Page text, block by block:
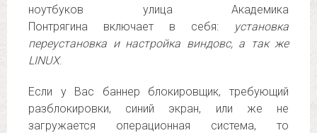
ноутбуков улица Академика
Понтрягина включает в себя:
установка
переустановка и настройка виндовс, а так же
LINUX.
Если у Вас баннер блокировщик, требующий
разблокировки, синий экран, или же не
загружается операционная система, то